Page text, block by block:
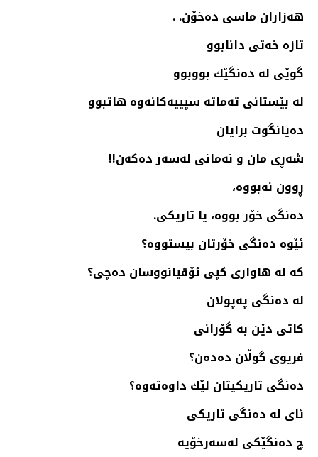
هه‌زاران ماسی ده‌خۆن. .
تازه‌ خه‌تی دانابوو
گوێی له‌ ده‌نگێك بووبوو
له‌ بێستانی ته‌ماته‌ سپییه‌كانه‌وه‌ هاتبوو
ده‌یانگوت برایان
شه‌ڕی مان و نه‌مانی له‌سه‌ر ده‌كه‌ن!!
ڕوون نه‌بووه‌،
ده‌نگی خۆر بووه‌، یا تاریكی.
ئێوه‌ ده‌نگی خۆرتان بیستووه‌؟
كه‌ له‌ هاواری كپی ئۆقیانووسان ده‌چی؟
له‌ ده‌نگی په‌پولان
كاتی دێن به‌ گۆرانی
فریوی گوڵان ده‌ده‌ن؟
ده‌نگی تاریكیتان لێك داوه‌ته‌وه‌؟
ئای له‌ ده‌نگی تاریكی
چ ده‌نگێكی له‌سه‌رخۆیه‌